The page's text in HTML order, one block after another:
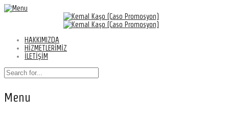
HAKKIMIZDA
HİZMETLERİMİZ
İLETİŞİM
Menu